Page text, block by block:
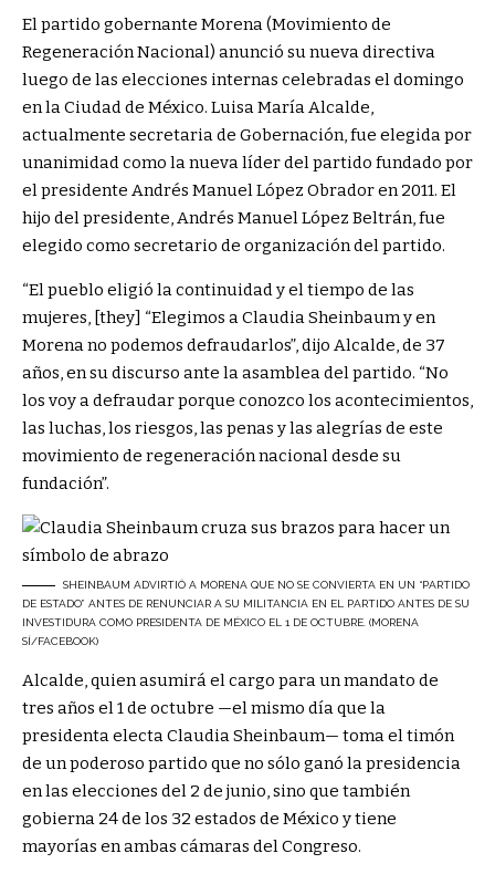
El partido gobernante Morena (Movimiento de
Regeneración Nacional) anunció su nueva directiva
luego de las elecciones internas celebradas el domingo
en la Ciudad de México. Luisa María Alcalde,
actualmente secretaria de Gobernación, fue elegida por
unanimidad como la nueva líder del partido fundado por
el presidente Andrés Manuel López Obrador en 2011. El
hijo del presidente, Andrés Manuel López Beltrán, fue
elegido como secretario de organización del partido.
“El pueblo eligió la continuidad y el tiempo de las
mujeres, [they] “Elegimos a Claudia Sheinbaum y en
Morena no podemos defraudarlos”, dijo Alcalde, de 37
años, en su discurso ante la asamblea del partido. “No
los voy a defraudar porque conozco los acontecimientos,
las luchas, los riesgos, las penas y las alegrías de este
movimiento de regeneración nacional desde su
fundación”.
SHEINBAUM ADVIRTIÓ A MORENA QUE NO SE CONVIERTA EN UN “PARTIDO
DE ESTADO” ANTES DE RENUNCIAR A SU MILITANCIA EN EL PARTIDO ANTES DE SU
INVESTIDURA COMO PRESIDENTA DE MÉXICO EL 1 DE OCTUBRE. (MORENA
SÍ/FACEBOOK)
Alcalde, quien asumirá el cargo para un mandato de
tres años el 1 de octubre —el mismo día que la
presidenta electa Claudia Sheinbaum— toma el timón
de un poderoso partido que no sólo ganó la presidencia
en las elecciones del 2 de junio, sino que también
gobierna 24 de los 32 estados de México y tiene
mayorías en ambas cámaras del Congreso.